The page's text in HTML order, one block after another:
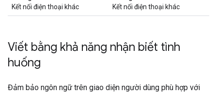
Kết nối điện thoại khác
Kết nối điện thoại khác
Viết bằng khả năng nhận biết tình
huống
Đảm bảo ngôn ngữ trên giao diện người dùng phù hợp với